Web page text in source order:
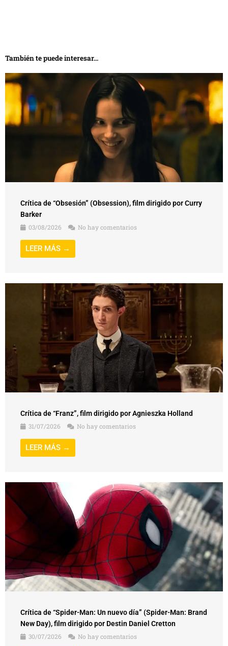
También te puede interesar...
Crítica de “Obsesión” (Obsession), film dirigido por Curry
Barker
03/08/2026
No hay comentarios
LEER MÁS →
Crítica de “Franz”, film dirigido por Agnieszka Holland
31/07/2026
No hay comentarios
LEER MÁS →
Crítica de “Spider-Man: Un nuevo día” (Spider-Man: Brand
New Day), film dirigido por Destin Daniel Cretton
30/07/2026
No hay comentarios